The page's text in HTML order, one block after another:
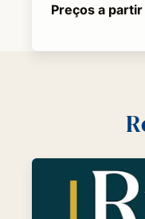
Preços a